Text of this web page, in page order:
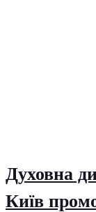
Духовна
Київ